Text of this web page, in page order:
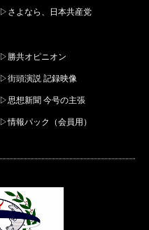
▷さよなら、日本共産党
▷勝共オピニオン
▷街頭演説 記録映像
▷思想新聞 今号の主張
▷情報パック（会員用）